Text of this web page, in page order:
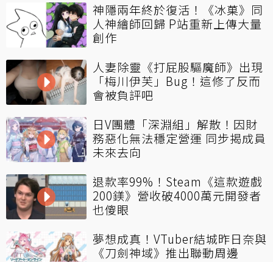
神隱兩年終於復活！《冰菓》同
人神繪師回歸 P站重新上傳大量
創作
人妻除靈《打屁股驅魔師》出現
「梅川伊芙」Bug！這修了反而
會被負評吧
日V團體「深淵組」解散！因財
務惡化無法穩定營運 同步揭成員
未來去向
退款率99%！Steam《這款遊戲
200鎂》營收破4000萬元開發者
也傻眼
夢想成真！VTuber結城昨日奈與
《刀劍神域》推出聯動周邊